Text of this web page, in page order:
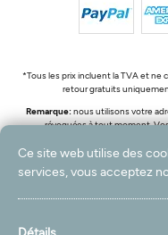
*Tous les prix incluent la TVA et ne
retour gratuits
Remarque:nous utilisons votre
révoquées à tout moment.
© 2003 - 2026 Rudolf Hossdorf
Ce site web utilise des
services, vous acceptez
Détails